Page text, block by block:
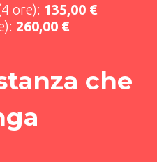
ore): 135,00 €
260,00 €
che